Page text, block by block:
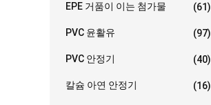
EPE 거품이 이는 첨가물 (61)
PVC 윤활유 (97)
PVC 안정기 (40)
칼슘 아연 안정기 (16)